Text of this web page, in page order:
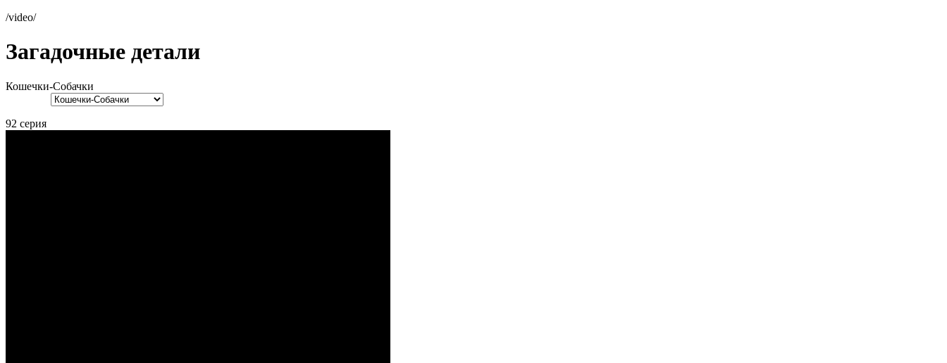
/video/
Загадочные детали
Кошечки-Собачки
92 серия